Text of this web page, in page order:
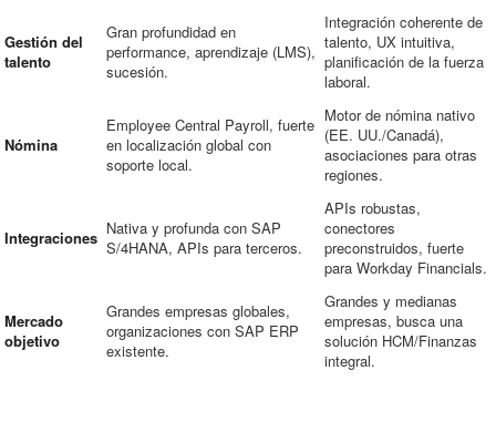
Gestión del
talento
Gran profundidad en
performance, aprendizaje (LMS),
sucesión.
Integración coherente de
talento, UX intuitiva,
planificación de la fuerza
laboral.
Nómina
Employee Central Payroll, fuerte
en localización global con
soporte local.
Motor de nómina nativo
(EE. UU./Canadá),
asociaciones para otras
regiones.
Integraciones Nativa y profunda con SAP
S/4HANA, APIs para terceros.
APIs robustas,
conectores
preconstruidos, fuerte
para Workday Financials.
Mercado
objetivo
Grandes empresas globales,
organizaciones con SAP ERP
existente.
Grandes y medianas
empresas, busca una
solución HCM/Finanzas
integral.